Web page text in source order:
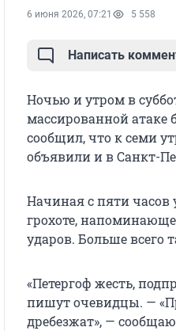
6 июня 2026, 07:21 5 558
Написать
Ночью и утром в
массированной атаке
сообщил, что к семи
объявили и в Санкт-
Начиная с пяти
грохоте,
ударов. Больше всего
«Петергоф жесть,
пишут очевидцы. —
дребезжат», —